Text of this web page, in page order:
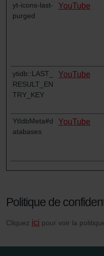
yt-icons-last-
purged
YouTube
ytidb::LAST_
RESULT_EN
TRY_KEY
YouTube
YtIdbMeta#d
atabases
YouTube
Politique de
Cliquez ici pour voir la